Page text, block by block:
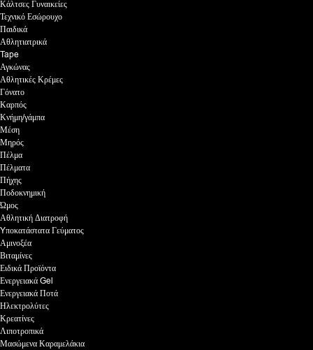
Κάλτσες Γυναικείες
Τεχνικό Εσώρουχο
Παιδικά
Αθλητιατρικά
Tape
Αγκώνας
Αθλητικές Κρέμες
Γόνατο
Καρπός
Κνήμη/γάμπα
Μέση
Μηρός
Πέλμα
Πέλματα
Πήχης
Ποδοκνημική
Ώμος
Αθλητική Διατροφή
Yποκατάστατα Γεύματος
Αμινοξέα
Βιταμίνες
Ειδικά Προϊόντα
Ενεργειακά Gel
Ενεργειακά Ποτά
Ηλεκτρολύτες
Κρεατίνες
Λιποτροπικά
Μασώμενα Καραμελάκια